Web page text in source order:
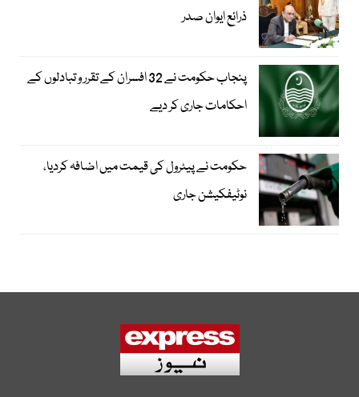
ذرائع ایوان صدر
پنجاب حکومت نے 32 افسران کے تقرر و تبادلوں کے
احکامات جاری کر دیے
حکومت نے پیٹرول کی قیمت میں اضافہ کردیا،
نوٹیفکیشن جاری